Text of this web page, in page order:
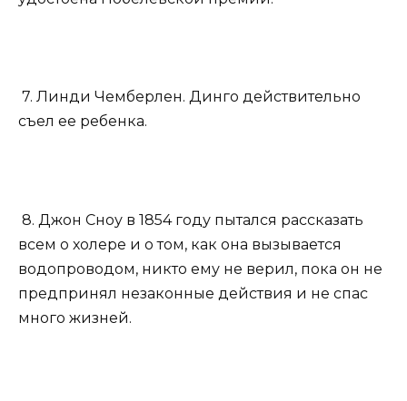
7. Линди Чемберлен. Динго действительно
съел ее ребенка.
8. Джон Сноу в 1854 году пытался рассказать
всем о холере и о том, как она вызывается
водопроводом, никто ему не верил, пока он не
предпринял незаконные действия и не спас
много жизней.